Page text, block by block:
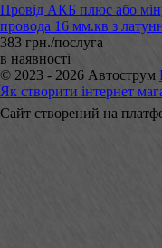
Провід АКБ плюс або
провода 16 мм.кв з
383 грн./послуга
в наявності
© 2023 - 2026 Автострум
Як створити інтернет
Сайт створений на